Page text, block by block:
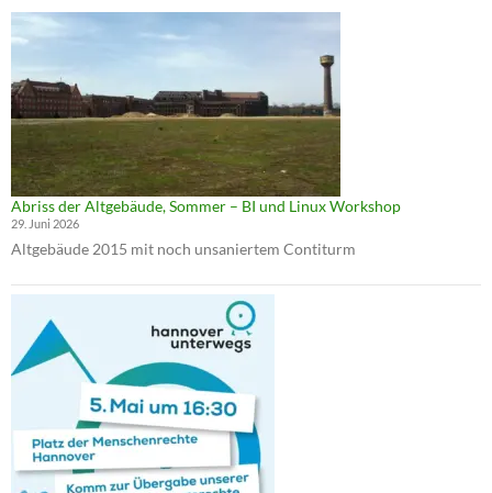
Abriss der Altgebäude, Sommer – BI und Linux Workshop
29. Juni 2026
Altgebäude 2015 mit noch unsaniertem Contiturm